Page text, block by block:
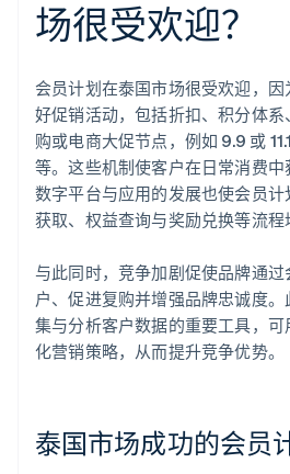
场很受欢迎？
会员计划在泰国市场很受欢迎，
好促销活动，包括折扣、积分体
购或电商大促节点，例如 9.9 或
等。这些机制使客户在日常消费中
数字平台与应用的发展也使会员
获取、权益查询与奖励兑换等流程
与此同时，竞争加剧促使品牌通
户、促进复购并增强品牌忠诚度
集与分析客户数据的重要工具，
化营销策略，从而提升竞争优势。
泰国市场成功的会员